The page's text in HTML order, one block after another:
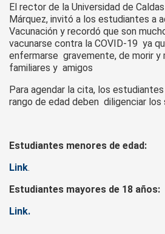
El rector de la Universidad de
Márquez, invitó a los estudiantes a
Vacunación y recordó que son
vacunarse contra la COVID-19 ya
enfermarse gravemente, de morir y
familiares y amigos
Para agendar la cita, los
rango de edad deben diligenciar los
Estudiantes menores de edad:
Link.
Estudiantes mayores de 18 años:
Link.